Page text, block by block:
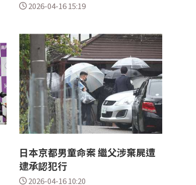
2026-04-16 15:19
日本京都男童命案 繼父涉棄屍遭
逮承認犯行
2026-04-16 10:20